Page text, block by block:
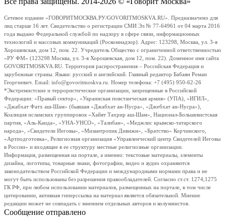
Сетевое издание «ГОВОРИТМОСКВА.РУ/GOVORITMOSKVA.RU». Предназначено для
лиц старше 16 лет. Свидетельство о регистрации СМИ Эл № 77-64961 от 04 марта 2016
года выдано Федеральной службой по надзору в сфере связи, информационных
технологий и массовых коммуникаций (Роскомнадзор). Адрес: 123298, Москва, ул. 3-я
Хорошевская, дом 12, пом. 22. Учредитель Общество с ограниченной ответственностью
«РУ ФМ» (123298 Москва, ул. 3-я Хорошевская, дом 12, пом. 22). Доменное имя сайта
GOVORITMOSKVA.RU. Территория распространения – Российская Федерация и
зарубежные страны. Языки: русский и английский. Главный редактор Бабаян Роман
Георгиевич. Email: info@govoritmoskva.ru. Номер телефона: +7 (495) 950-62-26
*Экстремистские и террористические организации, запрещенные в Российской
Федерации: «Правый сектор», «Украинская повстанческая армия» (УПА), «ИГИЛ»,
«Джабхат Фатх аш-Шам» (бывшая «Джабхат ан-Нусра», «Джебхат ан-Нусра»),
Коалиция исламских группировок «Хайят Тахрир аш-Шам», Национал-Большевистская
партия, «Аль-Каида», «УНА-УНСО», «Талибан», «Меджлис крымско-татарского
народа», «Свидетели Иеговы», «Мизантропик Дивижн», «Братство» Корчинского,
«Артподготовка», Религиозная организация «Управленческий центр Свидетелей Иеговы
в России» и входящие в ее структуру местные религиозные организации.
Информация, размещенная на портале, а именно: текстовые материалы, элементы
дизайна, логотипы, товарные знаки, фотографии, видео и аудио охраняются
законодательством Российской Федерации и международными нормами права и не
могут быть использованы без разрешения правообладателей. Согласно ст.ст. 1274,1275
ГК РФ, при любом использовании материалов, размещенных на портале, в том числе
цитировании, активная гиперссылка на материал является обязательной. Мнение
редакции может не совпадать с мнением отдельных авторов и колумнистов.
Сообщение отправлено